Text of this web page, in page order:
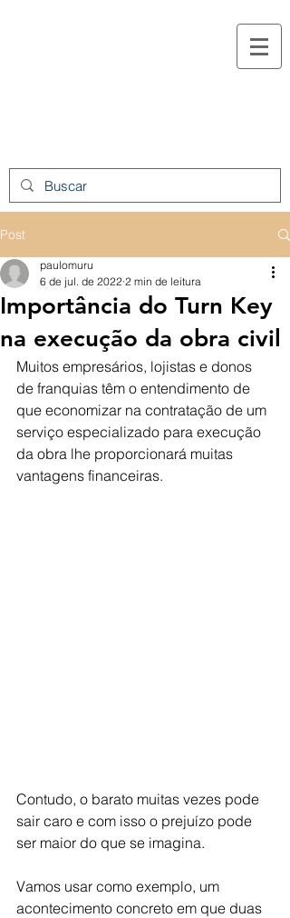
Post
Importância do Turn Key
na execução da obra civil
paulomuru
6 de jul. de 2022 2 min de leitura
Muitos empresários, lojistas e donos
de franquias têm o entendimento de
que economizar na contratação de um
serviço especializado para execução
da obra lhe proporcionará muitas
vantagens financeiras.
Contudo, o barato muitas vezes pode
sair caro e com isso o prejuízo pode
ser maior do que se imagina.
Vamos usar como exemplo, um
acontecimento concreto em que duas